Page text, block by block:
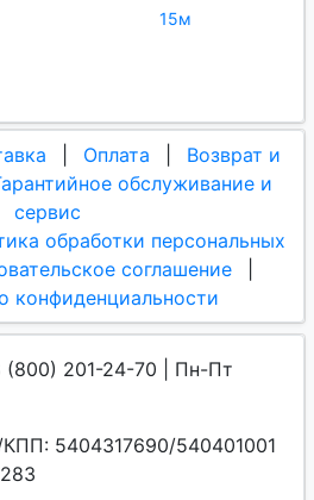
15м
Оплата
Возврат и
обслуживание и
сервис
обработки персональных
соглашение
конфиденциальности
(800) 201-24-70 | Пн-Пт
5404317690/540401001